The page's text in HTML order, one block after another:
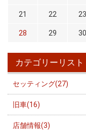
21 22 23
28 29 30
カテゴリーリスト
セッティング(27)
旧車(16)
店舗情報(3)